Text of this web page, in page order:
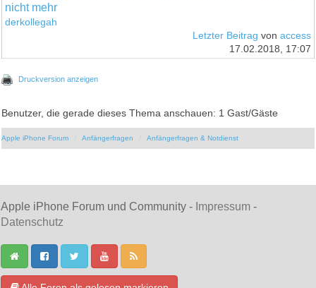
nicht mehr
derkollegah
Letzter Beitrag von access
17.02.2018, 17:07
Druckversion anzeigen
Benutzer, die gerade dieses Thema anschauen: 1 Gast/Gäste
Apple iPhone Forum Anfängerfragen Anfängerfragen & Notdienst
Apple iPhone Forum und Community - Impressum -
Datenschutz